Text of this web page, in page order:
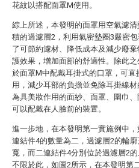
花紋以搭配面罩M使用。
綜上所述，本發明的面罩用空氣濾
積的過濾層2，利用氣密墊圈3嚴密
了可節約濾材、降低成本及減少廢
護效果，增加面部的舒適性。除此
於面罩M中配戴耳掛式的口罩，可直
用，減少耳部的負擔並免除耳掛線
為具美妝作用的面紗、面罩、圍巾
可以配戴在人臉前的裝置。
進一步地，在本發明第一實施例中，
連結件4的數量為二，過濾層2的輪
寬，而二連結件4分別位於過濾層2
不限於此，如圖2所示，在本發明第